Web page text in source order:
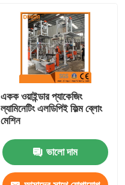
একক ওয়াইন্ডার প্যাকেজিং
ল্যামিনেটিং এলডিপিই ফিল্ম ব্লোং
মেশিন
ভালো দাম